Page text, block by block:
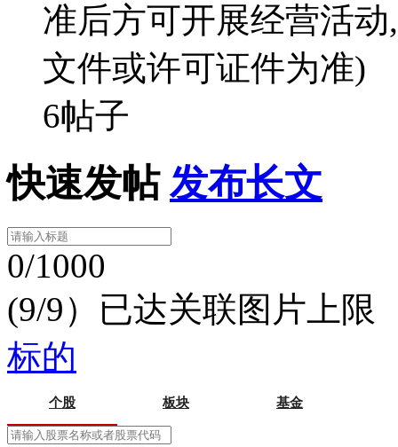
准后方可开展经营活
文件或许可证件为准)
6帖子
快速发帖 发布长文
0/1000
(9/9）已达关联图片上限
标的
个股 板块 基金